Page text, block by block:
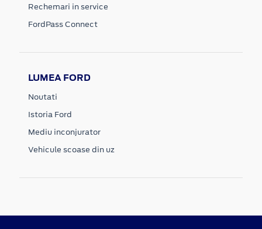
Rechemari in service
FordPass Connect
LUMEA FORD
Noutati
Istoria Ford
Mediu inconjurator
Vehicule scoase din uz